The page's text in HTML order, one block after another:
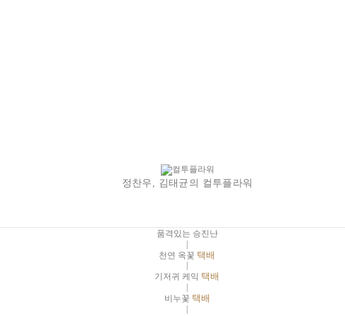
정찬우, 김태균의 컬투플라워
품격있는 승진난
|
천연 옥꽃 택배
기저귀 케익 택배
비누꽃 택배
|